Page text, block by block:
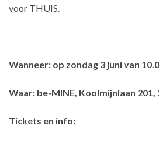
voor THUIS.
Wanneer: op zondag 3 juni van
Waar: be-MINE, Koolmijnlaan
Tickets en info: